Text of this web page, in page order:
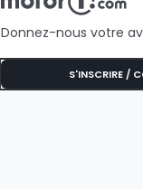
Donnez-nous votre
S'INSCRIRE /